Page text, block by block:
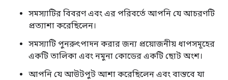
সমস্যাটির বিবরণ এবং এর পরিবর্তে আপনি যে আচরণটি
প্রত্যাশা করেছিলেন।
সমস্যাটি পুনরুৎপাদন করার জন্য প্রয়োজনীয় ধাপসমূহের
একটি তালিকা এবং নমুনা কোডের একটি ছোট অংশ।
আপনি যে আউটপুট আশা করেছিলেন এবং বাস্তবে যা